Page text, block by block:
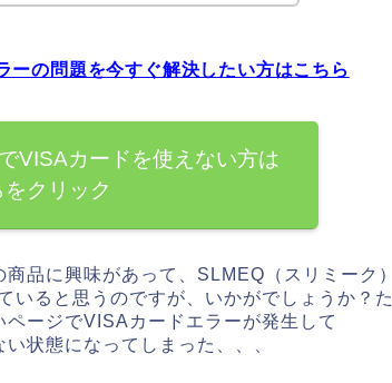
の問題を今すぐ解決したい方はこちら
VISAカードを使えない方は
をクリック
品に興味があって、SLMEQ（スリミーク）
いると思うのですが、いかがでしょうか？た
ージでVISAカードエラーが発生して
状態になってしまった、、、